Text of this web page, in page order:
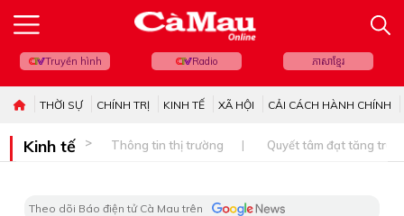
Truyền hình Radio ភាសាខ្មែរ
THỜI SỰ CHÍNH TRỊ KINH TẾ XÃ HỘI CẢI CÁCH HÀNH CHÍNH
Kinh tế Thông tin thị trường Quyết tâm đạt tăng
Theo dõi Báo điện tử Cà Mau trên